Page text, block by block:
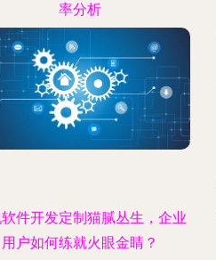
率分析
件开发定制猫腻丛生，企业
用户如何练就火眼金睛？